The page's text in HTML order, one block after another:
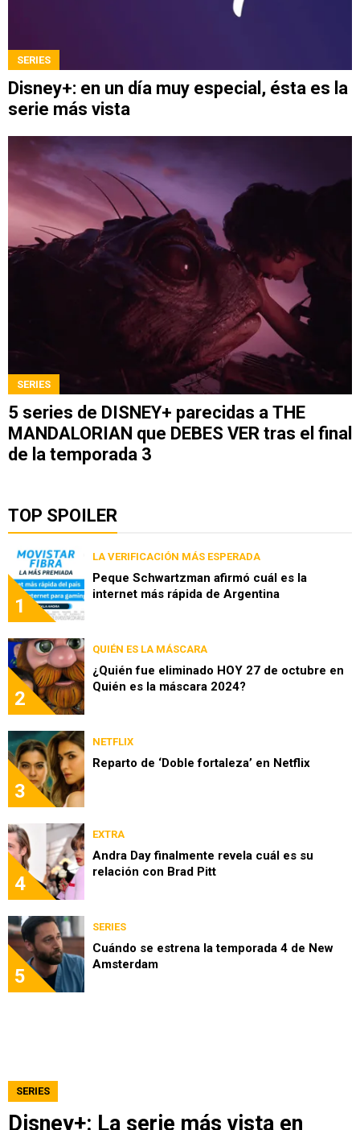
SERIES
Disney+: en un día muy especial, ésta es la
serie más vista
SERIES
5 series de DISNEY+ parecidas a THE
MANDALORIAN que DEBES VER tras el final
de la temporada 3
TOP SPOILER
1
LA VERIFICACIÓN MÁS ESPERADA
Peque Schwartzman afirmó cuál es la
internet más rápida de Argentina
2
QUIÉN ES LA MÁSCARA
¿Quién fue eliminado HOY 27 de octubre en
Quién es la máscara 2024?
3
NETFLIX
Reparto de ‘Doble fortaleza’ en Netflix
4
EXTRA
Andra Day finalmente revela cuál es su
relación con Brad Pitt
5
SERIES
Cuándo se estrena la temporada 4 de New
Amsterdam
SERIES
Disney+: La serie más vista en